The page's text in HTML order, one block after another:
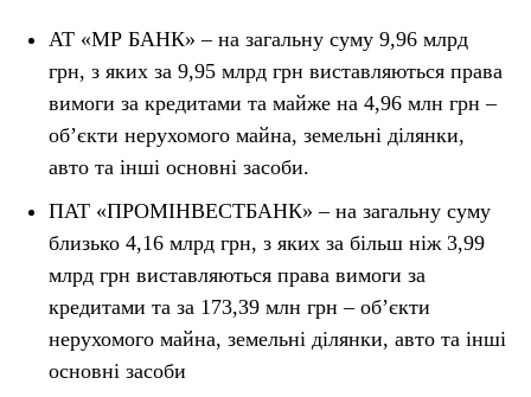
АТ «МР БАНК» – на загальну суму 9,96 млрд
грн, з яких за 9,95 млрд грн виставляються права
вимоги за кредитами та майже на 4,96 млн грн –
об’єкти нерухомого майна, земельні ділянки,
авто та інші основні засоби.
ПАТ «ПРОМІНВЕСТБАНК» – на загальну суму
близько 4,16 млрд грн, з яких за більш ніж 3,99
млрд грн виставляються права вимоги за
кредитами та за 173,39 млн грн – об’єкти
нерухомого майна, земельні ділянки, авто та інші
основні засоби